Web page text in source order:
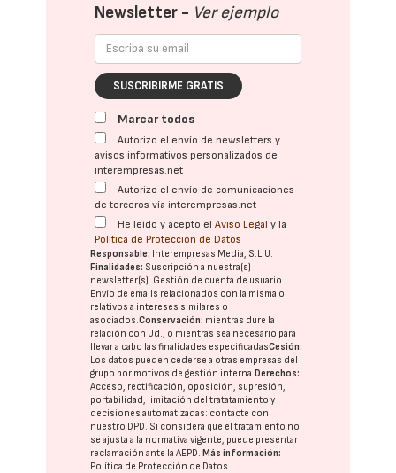
Newsletter - Ver ejemplo
SUSCRIBIRME GRATIS
Marcar todos
Autorizo el envío de newsletters y
avisos informativos personalizados de
interempresas.net
Autorizo el envío de comunicaciones
de terceros vía interempresas.net
He leído y acepto elAviso Legal y la
Política de Protección de Datos
Responsable: Interempresas Media, S.L.U.
Finalidades: Suscripción a nuestra(s)
newsletter(s). Gestión de cuenta de usuario.
Envío de emails relacionados con la misma o
relativos a intereses similares o
asociados.Conservación: mientras dure la
relación con Ud., o mientras sea necesario para
llevar a cabo las finalidades especificadasCesión:
Los datos pueden cederse a otras empresas del
grupo por motivos de gestión interna.Derechos:
Acceso, rectificación, oposición, supresión,
portabilidad, limitación del tratatamiento y
decisiones automatizadas: contacte con
nuestro DPD. Si considera que el tratamiento no
se ajusta a la normativa vigente, puede presentar
reclamación ante laAEPD.Más información:
Política de Protección de Datos